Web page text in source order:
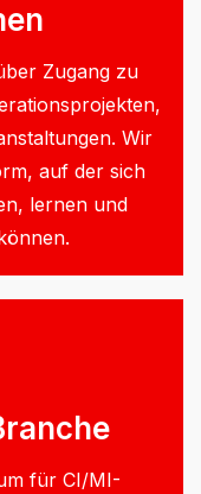
Zugang zu
Wir
auf der sich
lernen und
für CI/MI-